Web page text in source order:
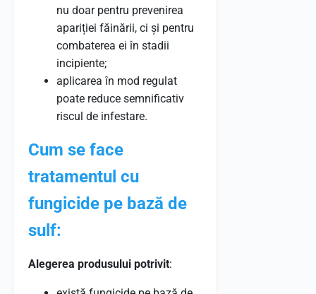
nu doar pentru prevenirea
apariției făinării, ci și pentru
combaterea ei în stadii
incipiente;
aplicarea în mod regulat
poate reduce semnificativ
riscul de infestare.
Cum se face
tratamentul cu
fungicide pe bază de
sulf:
Alegerea produsului potrivit: